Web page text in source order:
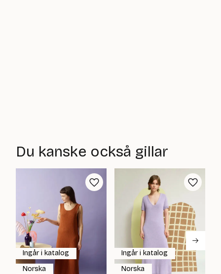
Du kanske också gillar
Ingår i katalog
Norska
Ingår i katalog
Norska